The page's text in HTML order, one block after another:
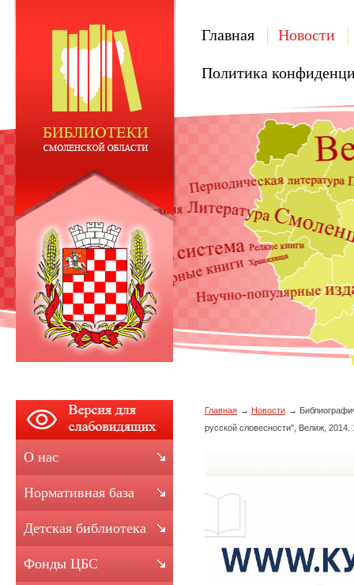
Главная Новости
Политика
Главная Новости
русской словесности", Велиж, 2014.
О нас
Нормативная база
Детская библиотека
Фонды ЦБС